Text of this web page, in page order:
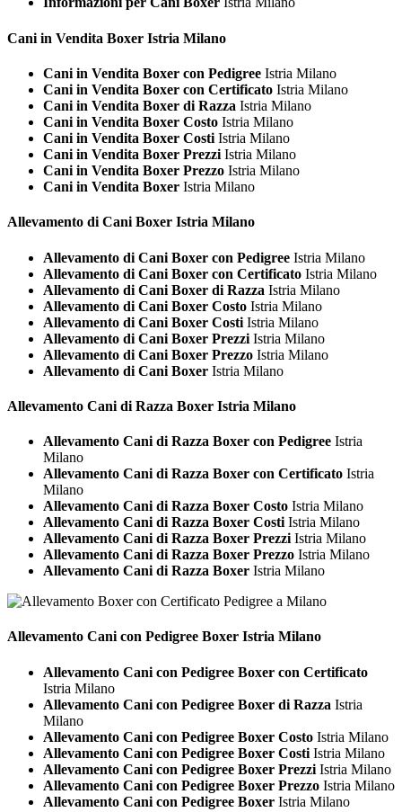
Cani in Vendita Boxer Istria Milano
Cani in Vendita Boxer con Pedigree Istria Milano
Cani in Vendita Boxer con Certificato Istria Milano
Cani in Vendita Boxer di Razza Istria Milano
Cani in Vendita Boxer Costo Istria Milano
Cani in Vendita Boxer Costi Istria Milano
Cani in Vendita Boxer Prezzi Istria Milano
Cani in Vendita Boxer Prezzo Istria Milano
Cani in Vendita Boxer Istria Milano
Allevamento di Cani Boxer Istria Milano
Allevamento di Cani Boxer con Pedigree Istria Milano
Allevamento di Cani Boxer con Certificato Istria Milano
Allevamento di Cani Boxer di Razza Istria Milano
Allevamento di Cani Boxer Costo Istria Milano
Allevamento di Cani Boxer Costi Istria Milano
Allevamento di Cani Boxer Prezzi Istria Milano
Allevamento di Cani Boxer Prezzo Istria Milano
Allevamento di Cani Boxer Istria Milano
Allevamento Cani di Razza Boxer Istria Milano
Allevamento Cani di Razza Boxer con Pedigree Istria
Milano
Allevamento Cani di Razza Boxer con Certificato Istria
Milano
Allevamento Cani di Razza Boxer Costo Istria Milano
Allevamento Cani di Razza Boxer Costi Istria Milano
Allevamento Cani di Razza Boxer Prezzi Istria Milano
Allevamento Cani di Razza Boxer Prezzo Istria Milano
Allevamento Cani di Razza Boxer Istria Milano
Allevamento Cani con Pedigree Boxer Istria Milano
Allevamento Cani con Pedigree Boxer con Certificato
Istria Milano
Allevamento Cani con Pedigree Boxer di Razza Istria
Milano
Allevamento Cani con Pedigree Boxer Costo Istria Milano
Allevamento Cani con Pedigree Boxer Costi Istria Milano
Allevamento Cani con Pedigree Boxer Prezzi Istria Milano
Allevamento Cani con Pedigree Boxer Prezzo Istria Milano
Allevamento Cani con Pedigree Boxer Istria Milano